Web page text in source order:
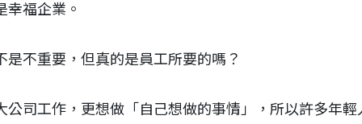
幸福企業。
不重要，但真的是員工所要的嗎？
公司工作，更想做「自己想做的事情」，所以許多年